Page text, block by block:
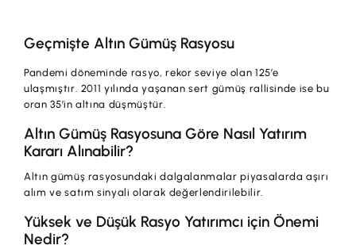
Geçmişte Altın Gümüş Rasyosu
Pandemi döneminde rasyo, rekor seviye olan 125’e
ulaşmıştır. 2011 yılında yaşanan sert gümüş rallisinde ise bu
oran 35’in altına düşmüştür.
Altın Gümüş Rasyosuna Göre Nasıl Yatırım
Kararı Alınabilir?
Altın gümüş rasyosundaki dalgalanmalar piyasalarda aşırı
alım ve satım sinyali olarak değerlendirilebilir.
Yüksek ve Düşük Rasyo Yatırımcı için Önemi
Nedir?